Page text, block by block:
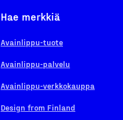
Hae merkkiä
Avainlippu-tuote
Avainlippu-palvelu
Avainlippu-verkkokauppa
Design from Finland